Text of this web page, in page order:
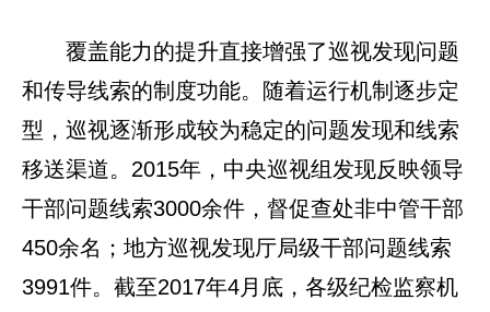
覆盖能力的提升直接增强了巡视发现问题
和传导线索的制度功能。随着运行机制逐步定
型，巡视逐渐形成较为稳定的问题发现和线索
移送渠道。2015年，中央巡视组发现反映领导
干部问题线索3000余件，督促查处非中管干部
450余名；地方巡视发现厅局级干部问题线索
3991件。截至2017年4月底，各级纪检监察机